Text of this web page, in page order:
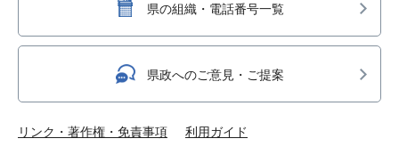
県の組織・電話番号一覧
県政へのご意見・ご提案
リンク・著作権・免責事項 利用ガイド